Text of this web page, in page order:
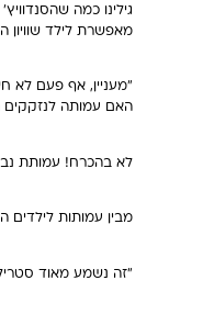
גילינו כמה
מאפשרת לילד שוויון
"מעניין, אף פעם לא
האם עמותה לנזקקים
לא בהכרח! עמותת נבט
מבין עמותות
"זה נשמע מאוד